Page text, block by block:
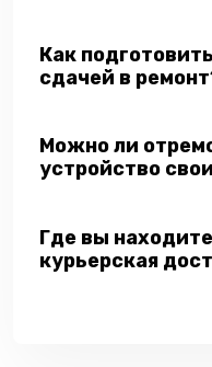
Как
сдачей в
Можно ли
устройство
Где вы
курьерская